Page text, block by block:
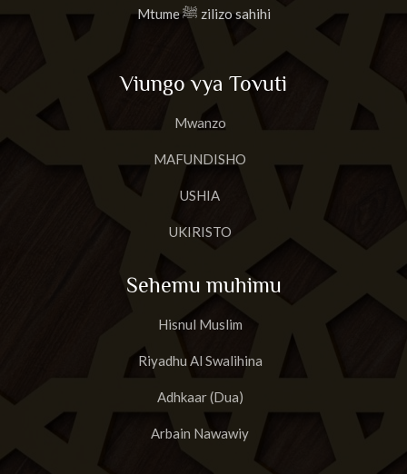
Mtume ﷺ zilizo sahihi
Viungo vya Tovuti
Mwanzo
MAFUNDISHO
USHIA
UKIRISTO
Sehemu muhimu
Hisnul Muslim
Riyadhu Al Swalihina
Adhkaar (Dua)
Arbain Nawawiy